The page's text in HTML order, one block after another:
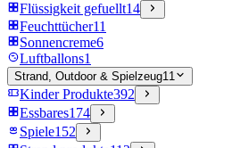
Flüssigkeit gefuellt14
Feuchttücher11
Sonnencreme6
Luftballons1
Strand, Outdoor & Spielzeug11
Kinder Produkte392
Essbares174
Spiele152